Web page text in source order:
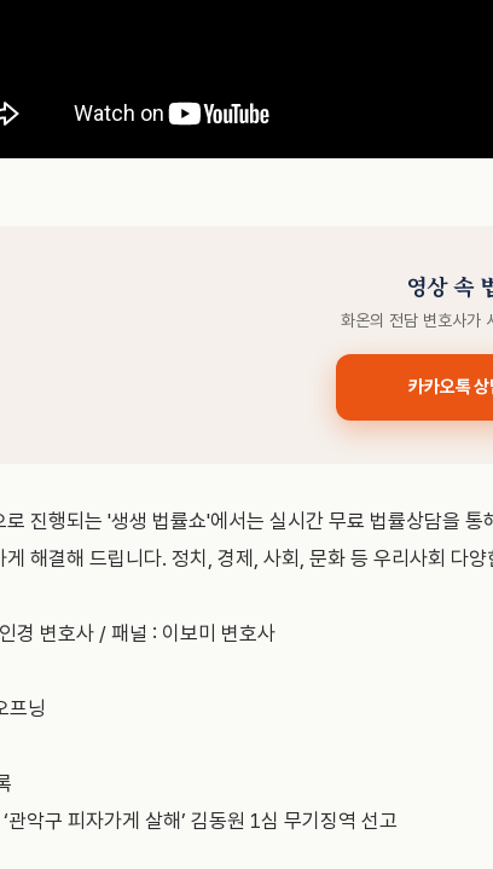
영상 속
화온의 전담 변호사가
카카오톡
로 진행되는 '생생 법률쇼'에서는 실시간 무료 법률상담을 통
게 해결해 드립니다. 정치, 경제, 사회, 문화 등 우리사회 다
경 변호사 / 패널 : 이보미 변호사
프닝
관악구 피자가게 살해’ 김동원 1심 무기징역 선고